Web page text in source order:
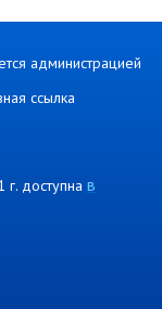
администрацией
ссылка
доступна в